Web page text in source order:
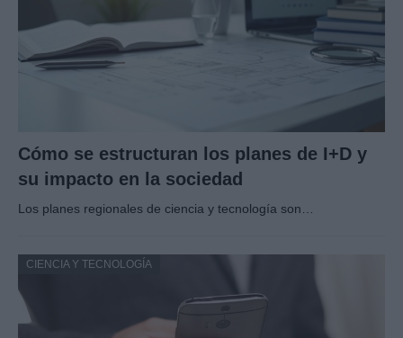
Cómo se estructuran los planes de I+D y
su impacto en la sociedad
Los planes regionales de ciencia y tecnología son…
CIENCIA Y TECNOLOGÍA